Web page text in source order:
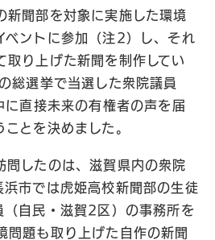
新聞部を対象に実施した環境
ベントに参加（注2）し、それ
取り上げた新聞を制作してい
総選挙で当選した衆院議員
直接未来の有権者の声を届
とを決めました。
問したのは、滋賀県内の衆院
市では虎姫高校新聞部の生徒
自民・滋賀2区）の事務所を
問題も取り上げた自作の新聞